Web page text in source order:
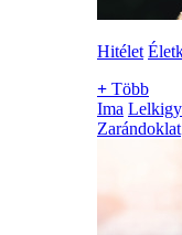
Hitélet
+ Több
Ima
Zarándoklat